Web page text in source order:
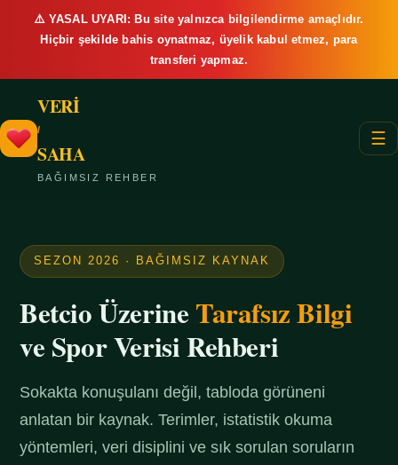
⚠️ YASAL UYARI: Bu site yalnızca bilgilendirme amaçlıdır.
Hiçbir şekilde bahis oynatmaz, üyelik kabul etmez, para
transferi yapmaz.
VERİ
/
SAHA
BAĞIMSIZ REHBER
☰
SEZON 2026 · BAĞIMSIZ KAYNAK
Betcio ÜzerineTarafsız Bilgi
ve Spor Verisi Rehberi
Sokakta konuşulanı değil, tabloda görüneni
anlatan bir kaynak. Terimler, istatistik okuma
yöntemleri, veri disiplini ve sık sorulan soruların